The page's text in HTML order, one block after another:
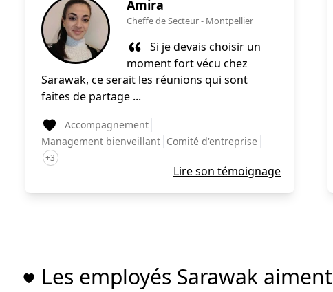
Lire son témoignage
Amira
Cheffe de Secteur- Montpellier
Si je devais choisir un
moment fort vécu chez
Sarawak, ce serait les réunions qui sont
faites de partage ...
Accompagnement
Management bienveillant Comité d'entreprise
+3
Les employés Sarawak aiment